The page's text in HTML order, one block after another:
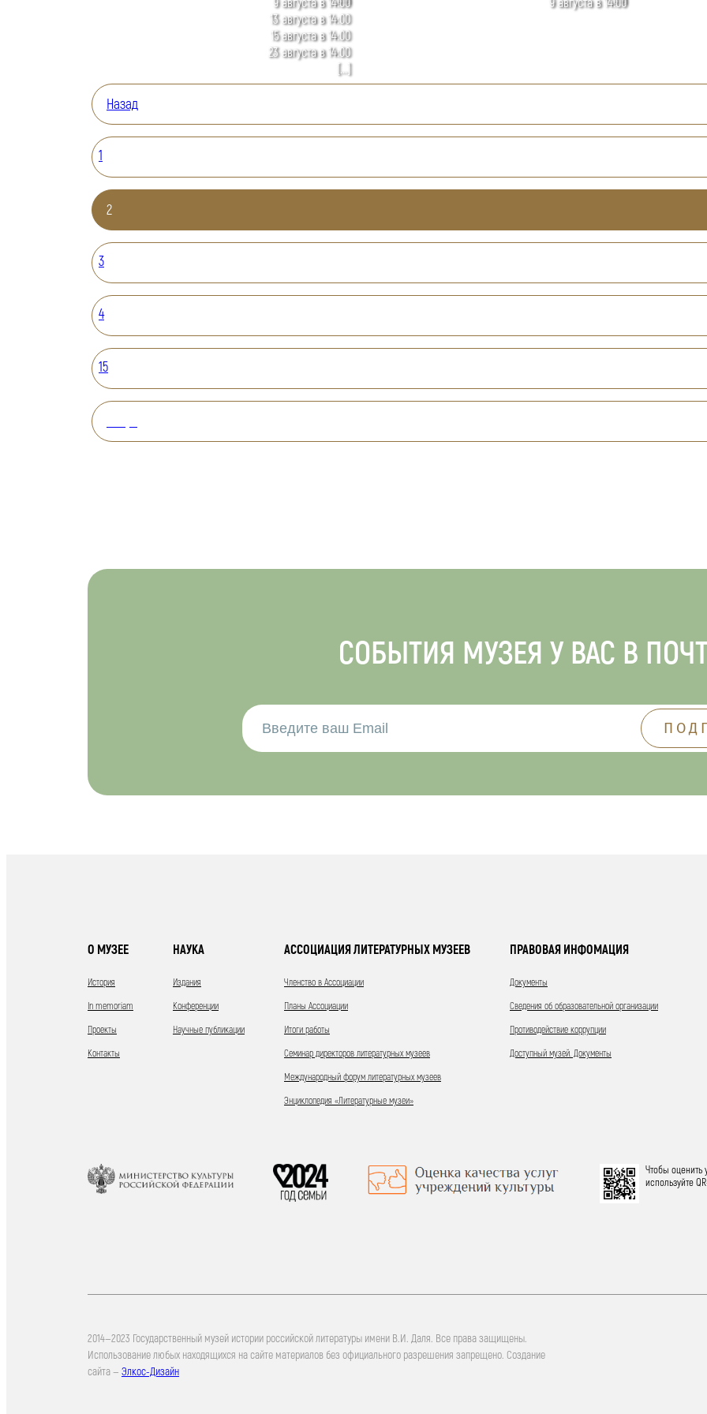
13 августа в 14:00
15 августа в 14:00
23 августа в 14:00
[...]
Назад
1
2
3
4
15
СОБЫТИЯ МУЗЕЯ У ВАС В
О МУЗЕЕ
История
In memoriam
Проекты
Контакты
НАУКА
Издания
Конференции
Научные публикации
АССОЦИАЦИЯ ЛИТЕРАТУРНЫХ МУЗЕЕВ
Членство в Ассоциации
Планы Ассоциации
Итоги работы
Семинар директоров литературных музеев
Международный форум литературных музеев
Энциклопедия «Литературные музеи»
ПРАВОВАЯ ИНФОМАЦИЯ
Документы
Сведения об образовательной организации
Противодействие коррупции
Доступный музей. Документы
Чтобы оценить
используйте
2014—2023 Государственный музей истории российской литературы имени В.И. Даля. Все права защищены.
Использование любых находящихся на сайте материалов без официального разрешения запрещено. Создание
сайта — Элкос-Дизайн